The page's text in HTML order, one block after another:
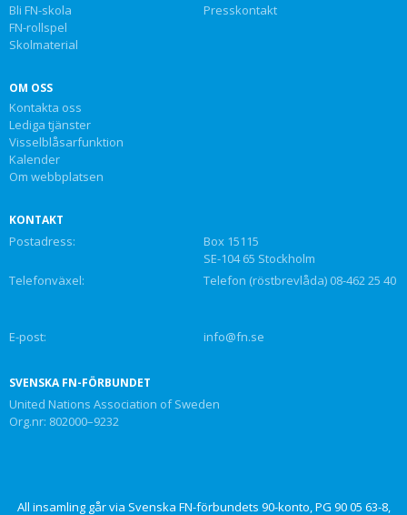
Bli FN-skola
FN-rollspel
Skolmaterial
Presskontakt
OM OSS
Kontakta oss
Lediga tjänster
Visselblåsarfunktion
Kalender
Om webbplatsen
KONTAKT
Postadress:
Box 15115
SE-104 65 Stockholm
Telefonväxel:
Telefon (röstbrevlåda) 08-462 25 40
E-post: info@fn.se
SVENSKA FN-FÖRBUNDET
United Nations Association of Sweden
Org.nr: 802000–9232
All insamling går via Svenska FN-förbundets 90-konto, PG 90 05 63-8,